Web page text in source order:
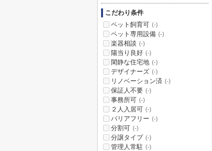
こだわり条件
ペット飼育可 (-)
ペット専用設備 (-)
楽器相談 (-)
陽当り良好 (-)
閑静な住宅地 (-)
デザイナーズ (-)
リノベーション済 (-)
保証人不要 (-)
事務所可 (-)
２人入居可 (-)
バリアフリー (-)
分割可 (-)
分譲タイプ (-)
管理人常駐 (-)